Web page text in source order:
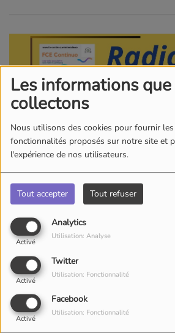
Les informations
collectons
Nous utilisons des cookies pour fournir
fonctionnalités proposés sur notre site et
l'expérience de nos utilisateurs.
Tout accepter Tout refuser
Analytics
Activé
Utilisation: Analyse
Twitter
Activé
Utilisation: Fonctionnalité
Facebook
Activé
Utilisation: Fonctionnalité
01 OCTOBRE 2025